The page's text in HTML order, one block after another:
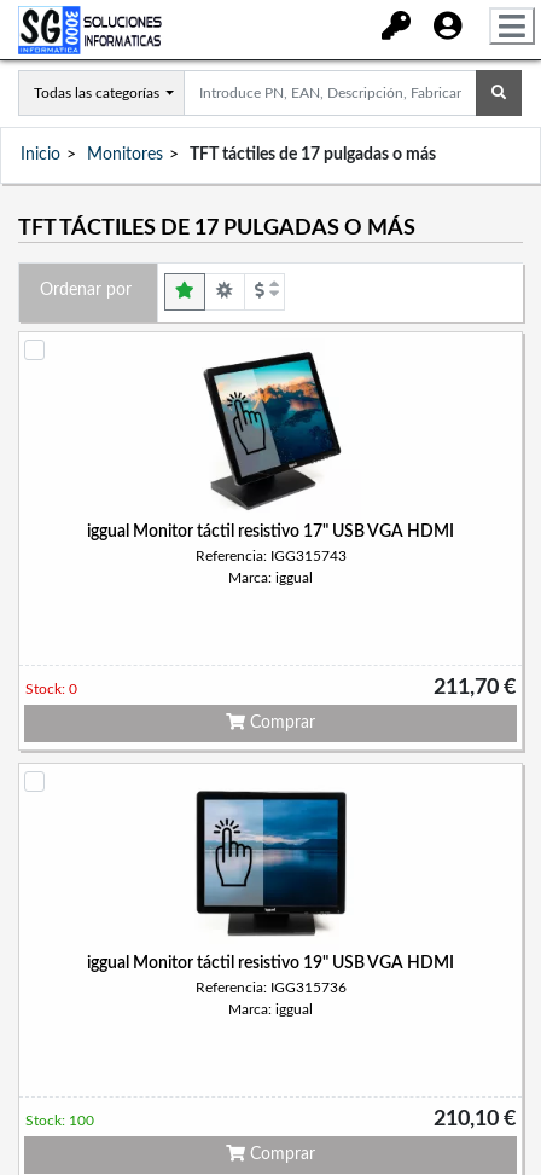
Todas las categorías
Inicio Monitores TFT táctiles de 17 pulgadas o más
TFT TÁCTILES DE 17 PULGADAS O MÁS
Ordenar por
iggual Monitor táctil resistivo 17" USB VGA HDMI
Referencia: IGG315743
Marca: iggual
211,70 €
Stock: 0
Comprar
iggual Monitor táctil resistivo 19" USB VGA HDMI
Referencia: IGG315736
Marca: iggual
210,10 €
Stock: 100
Comprar